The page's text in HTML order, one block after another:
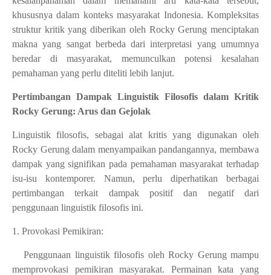
khususnya dalam konteks masyarakat Indonesia. Kompleksitas
struktur kritik yang diberikan oleh Rocky Gerung menciptakan
makna yang sangat berbeda dari interpretasi yang umumnya
beredar di masyarakat, memunculkan potensi kesalahan
pemahaman yang perlu diteliti lebih lanjut.
Pertimbangan Dampak Linguistik Filosofis dalam Kritik
Rocky Gerung: Arus dan Gejolak
Linguistik filosofis, sebagai alat kritis yang digunakan oleh
Rocky Gerung dalam menyampaikan pandangannya, membawa
dampak yang signifikan pada pemahaman masyarakat terhadap
isu-isu kontemporer. Namun, perlu diperhatikan berbagai
pertimbangan terkait dampak positif dan negatif dari
penggunaan linguistik filosofis ini.
1. Provokasi Pemikiran:
Penggunaan linguistik filosofis oleh Rocky Gerung mampu
memprovokasi pemikiran masyarakat. Permainan kata yang